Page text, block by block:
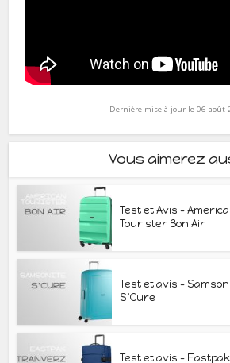
Dernière mise à jour le 06 août
Vous aimerez
Test et Avis –
Tourister Bon Air
Test et avis –
S’Cure
Test et avis – Eastpak